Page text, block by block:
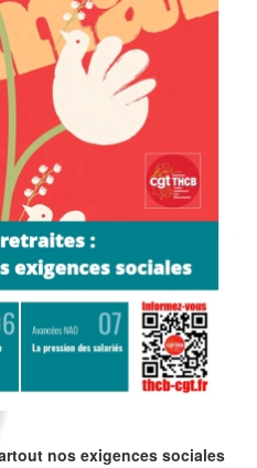
nos exigences sociales